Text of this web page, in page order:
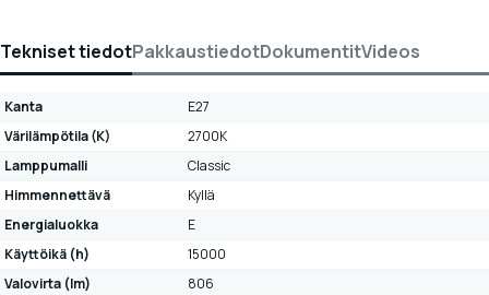
Tekniset tiedotPakkaustiedotDokumentitVideos
Kanta
E27
Värilämpötila (K)
2700K
Lamppumalli
Classic
Himmennettävä
Kyllä
Energialuokka
E
Käyttöikä (h)
15000
Valovirta (lm)
806